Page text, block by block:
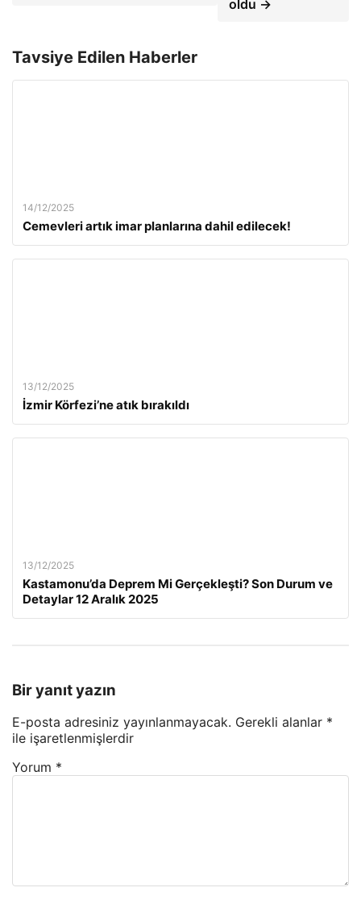
oldu →
Tavsiye Edilen Haberler
14/12/2025
Cemevleri artık imar planlarına dahil edilecek!
13/12/2025
İzmir Körfezi’ne atık bırakıldı
13/12/2025
Kastamonu’da Deprem Mi Gerçekleşti? Son Durum ve
Detaylar 12 Aralık 2025
Bir yanıt yazın
E-posta adresiniz yayınlanmayacak. Gerekli alanlar *
ile işaretlenmişlerdir
Yorum *